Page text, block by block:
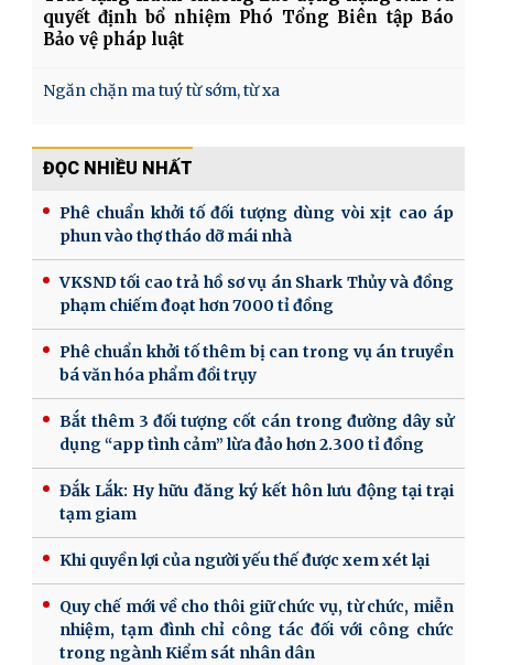
quyết định bổ nhiệm Phó Tổng Biên tập Báo
Bảo vệ pháp luật
Ngăn chặn ma tuý từ sớm, từ xa
ĐỌC NHIỀU NHẤT
Phê chuẩn khởi tố đối tượng dùng vòi xịt cao áp
phun vào thợ tháo dỡ mái nhà
VKSND tối cao trả hồ sơ vụ án Shark Thủy và đồng
phạm chiếm đoạt hơn 7000 tỉ đồng
Phê chuẩn khởi tố thêm bị can trong vụ án truyền
bá văn hóa phẩm đồi trụy
Bắt thêm 3 đối tượng cốt cán trong đường dây sử
dụng “app tình cảm” lừa đảo hơn 2.300 tỉ đồng
Đắk Lắk: Hy hữu đăng ký kết hôn lưu động tại trại
tạm giam
Khi quyền lợi của người yếu thế được xem xét lại
Quy chế mới về cho thôi giữ chức vụ, từ chức, miễn
nhiệm, tạm đình chỉ công tác đối với công chức
trong ngành Kiểm sát nhân dân